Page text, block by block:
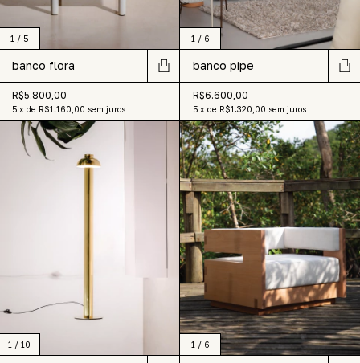
1 / 5
banco flora
R$5.800,00
5 x de R$1.160,00 sem juros
1/ 6
banco pipe
R$6.600,00
5 x de R$1.320,00 sem juros
1 / 10 1 / 6